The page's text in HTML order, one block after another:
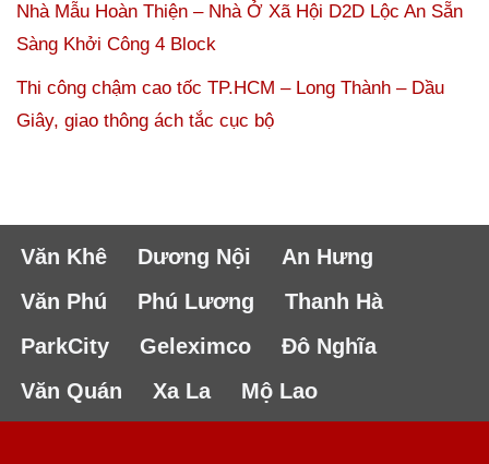
Nhà Mẫu Hoàn Thiện – Nhà Ở Xã Hội D2D Lộc An Sẵn
Sàng Khởi Công 4 Block
Thi công chậm cao tốc TP.HCM – Long Thành – Dầu
Giây, giao thông ách tắc cục bộ
Văn Khê Dương Nội
An Hưng
Văn Phú
Phú Lương
Thanh Hà
ParkCity
Geleximco
Đô Nghĩa
Văn Quán
Xa La Mộ Lao